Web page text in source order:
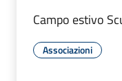
Campo estivo
Associazioni